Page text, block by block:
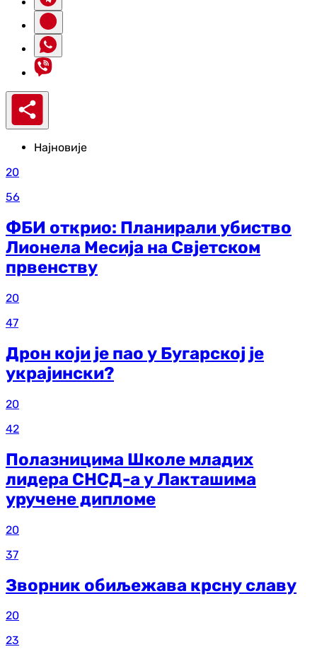
Најновије
20
56
ФБИ открио: Планирали убиство
Лионела Месија на Свјетском
првенству
20
47
Дрон који је пао у Бугарској је
украјински?
20
42
Полазницима Школе младих
лидера СНСД-а у Лакташима
уручене дипломе
20
37
Зворник обиљежава крсну славу
20
23